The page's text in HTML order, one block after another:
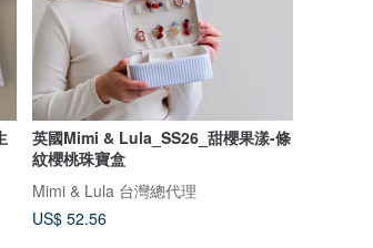
英國Mimi & Lula_SS26_甜櫻果漾-條
紋櫻桃珠寶盒
Mimi & Lula 台灣總代理
US$ 52.56